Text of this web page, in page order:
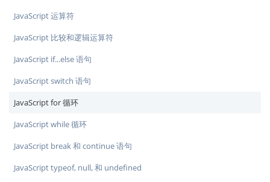
JavaScript 运算符
JavaScript 比较和逻辑运算符
JavaScript if...else 语句
JavaScript switch 语句
JavaScript for 循环
JavaScript while 循环
JavaScript break 和 continue 语句
JavaScript typeof, null, 和 undefined